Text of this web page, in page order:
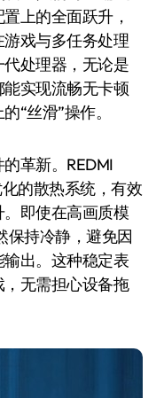
上的全面跃升，
戏与多任务处理
处理器，无论是
实现流畅无卡顿
“丝滑”操作。
革新。REDMI
的散热系统，有效
即使在高画质模
保持冷静，避免因
出。这种稳定表
无需担心设备拖